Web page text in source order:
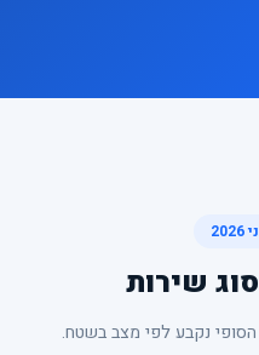
שירות
נקבע לפי מצב בשטח.